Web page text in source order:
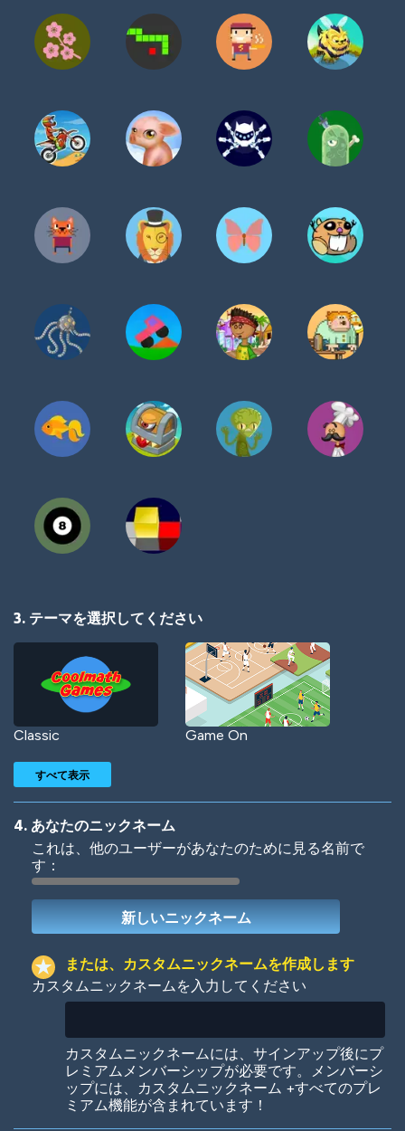
3. テーマを選択してください
Classic Game On
Woof
Colorful
すべて表示
4. あなたのニックネーム
これは、他のユーザーがあなたのために見る名前で
す：
または、カスタムニックネームを作成します
カスタムニックネームを入力してください
カスタムニックネームには、サインアップ後にプ
レミアムメンバーシップが必要です。メンバーシ
ップには、カスタムニックネーム +すべてのプレ
ミアム機能が含まれています！